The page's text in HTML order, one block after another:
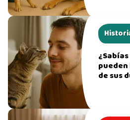
de sus